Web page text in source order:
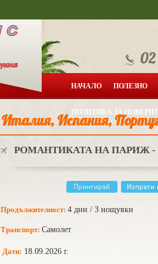
НАЧАЛО ПОЛЕЗНО
ПОЛИТИКА ЗА
Италия, Испания,
РОМАНТИКАТА НА ПАРИЖ - 3
Продължителност: 4 дни / 3 нощувки
Транспорт: Самолет
Дати: 18.09.2026 г.